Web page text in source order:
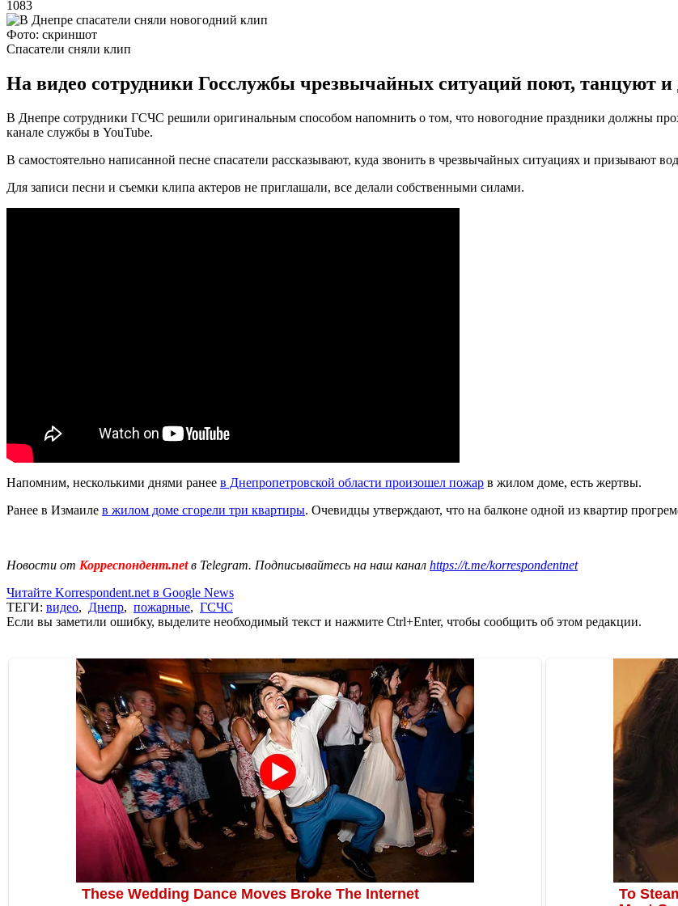
1083
Фото: скриншот
Спасатели сняли клип
На видео сотрудники Госслужбы чрезвычайных ситуаций поют, танцуют
В Днепре сотрудники ГСЧС решили оригинальным способом напомнить о том, что новогодние праздники должны
канале службы в YouTube.
В самостоятельно написанной песне спасатели рассказывают, куда звонить в чрезвычайных ситуациях и призывают
Для записи песни и съемки клипа актеров не приглашали, все делали собственными силами.
Напомним, несколькими днями ранее в Днепропетровской области произошел пожар в жилом доме, есть жертвы.
Ранее в Измаиле в жилом доме сгорели три квартиры. Очевидцы утверждают, что на балконе одной из квартир
Новости от Корреспондент.netв Telegram. Подписывайтесь на наш канал https://t.me/korrespondentnet
Читайте Korrespondent.net в Google News
ТЕГИ: видео, Днепр, пожарные, ГСЧС
Если вы заметили ошибку, выделите необходимый текст и нажмите Ctrl+Enter, чтобы сообщить об этом редакции.